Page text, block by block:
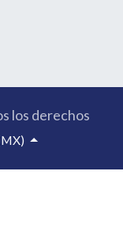
los derechos